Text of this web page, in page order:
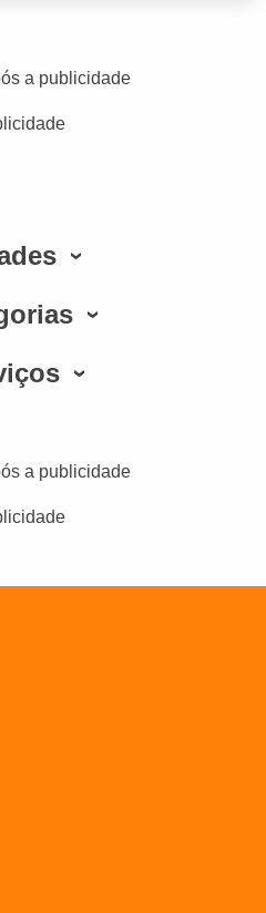
a publicidade
a publicidade